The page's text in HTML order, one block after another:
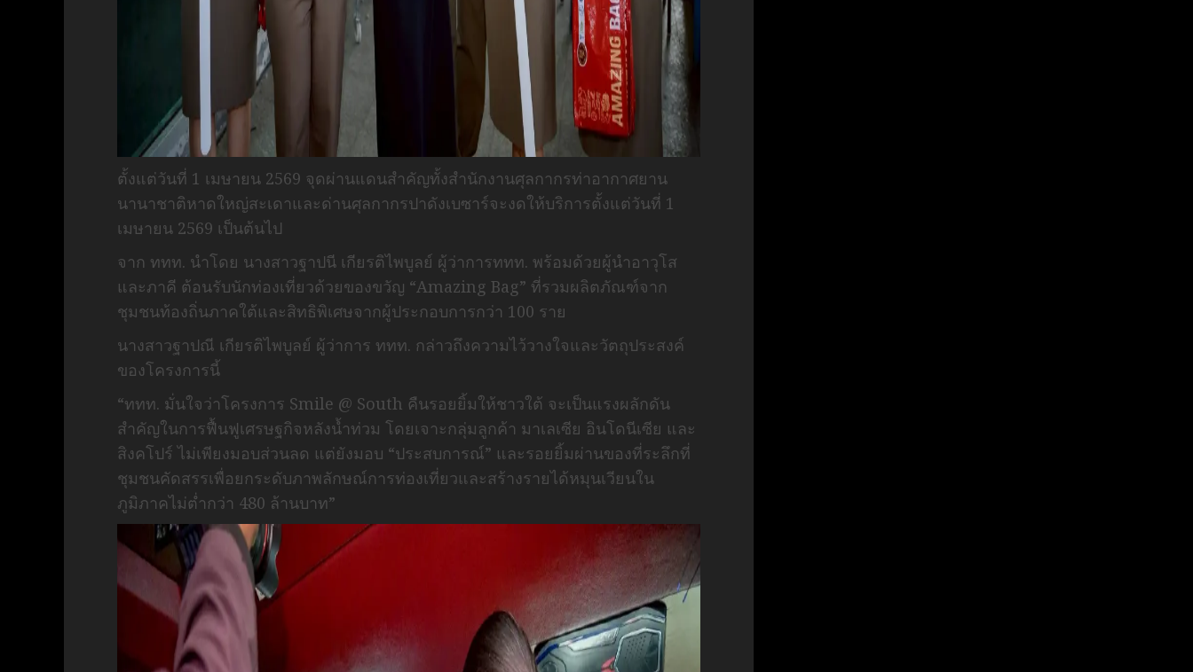
ตั้งแต่วันที่ 1 เมษายน 2569 จุดผ่านแดนสำคัญทั้งสำนักงานศุลกากรท่าอากาศยาน
นานาชาติหาดใหญ่สะเดาและด่านศุลกากรปาดังเบซาร์จะงดให้บริการตั้งแต่วันที่ 1
เมษายน 2569 เป็นต้นไป
จาก ททท. นำโดย นางสาวฐาปนี เกียรติไพบูลย์ ผู้ว่าการททท. พร้อมด้วยผู้นำอาวุโส
และภาคี ต้อนรับนักท่องเที่ยวด้วยของขวัญ “Amazing Bag” ที่รวมผลิตภัณฑ์จาก
ชุมชนท้องถิ่นภาคใต้และสิทธิพิเศษจากผู้ประกอบการกว่า 100 ราย
นางสาวฐาปณี เกียรติไพบูลย์ ผู้ว่าการ ททท. กล่าวถึงความไว้วางใจและวัตถุประสงค์
ของโครงการนี้
“ททท. มั่นใจว่าโครงการ Smile @ South คืนรอยยิ้มให้ชาวใต้ จะเป็นแรงผลักดัน
สำคัญในการฟื้นฟูเศรษฐกิจหลังน้ำท่วม โดยเจาะกลุ่มลูกค้า มาเลเซีย อินโดนีเซีย และ
สิงคโปร์ ไม่เพียงมอบส่วนลด แต่ยังมอบ “ประสบการณ์” และรอยยิ้มผ่านของที่ระลึกที่
ชุมชนคัดสรรเพื่อยกระดับภาพลักษณ์การท่องเที่ยวและสร้างรายได้หมุนเวียนใน
ภูมิภาคไม่ต่ำกว่า 480 ล้านบาท”